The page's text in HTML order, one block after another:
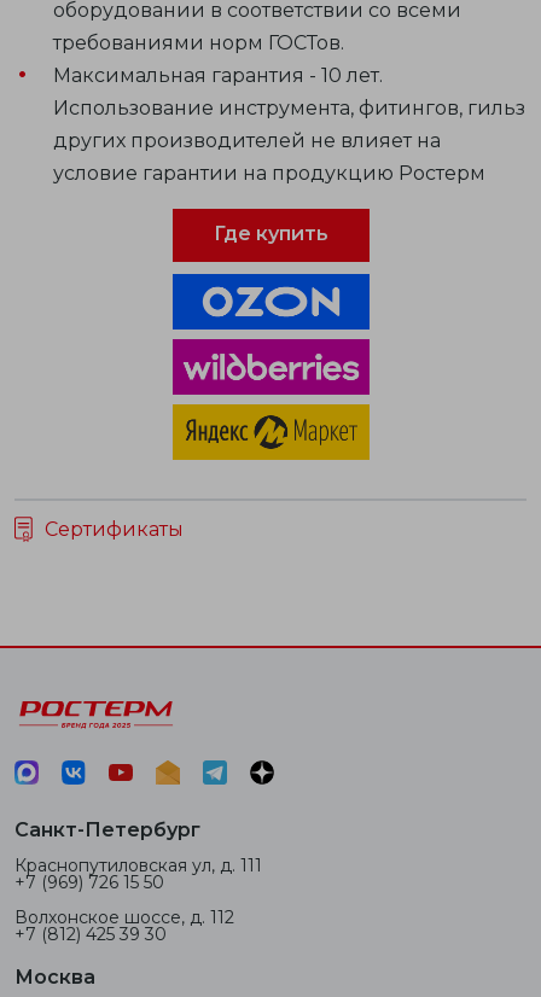
оборудовании в соответствии со всеми
требованиями норм ГОСТов.
Максимальная гарантия - 10 лет.
Использование инструмента, фитингов, гильз
других производителей не влияет на
условие гарантии на продукцию Ростерм
Где купить
Сертификаты
Санкт-Петербург
Краснопутиловская ул, д. 111
+7 (969) 726 15 50
Волхонское шоссе, д. 112
+7 (812) 425 39 30
Москва